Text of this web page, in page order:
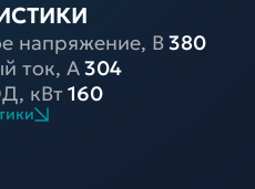
напряжение, В380
ток, A304
кВт 160